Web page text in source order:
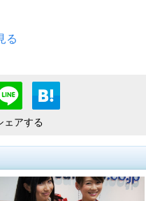
る
ェアする